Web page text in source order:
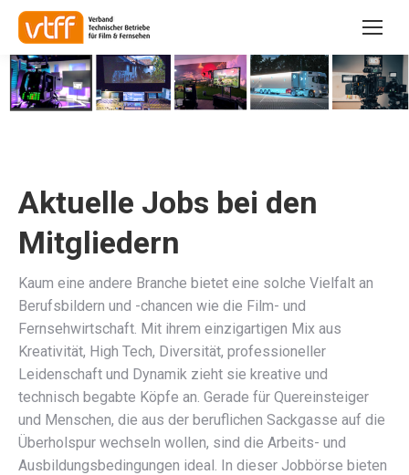
Sie befinden sich hier:
Aktuelle Jobs bei den
Mitgliedern
Kaum eine andere Branche bietet eine solche Vielfalt an
Berufsbildern und -chancen wie die Film- und
Fernsehwirtschaft. Mit ihrem einzigartigen Mix aus
Kreativität, High Tech, Diversität, professioneller
Leidenschaft und Dynamik zieht sie kreative und
technisch begabte Köpfe an. Gerade für Quereinsteiger
und Menschen, die aus der beruflichen Sackgasse auf die
Überholspur wechseln wollen, sind die Arbeits- und
Ausbildungsbedingungen ideal. In dieser Jobbörse bieten